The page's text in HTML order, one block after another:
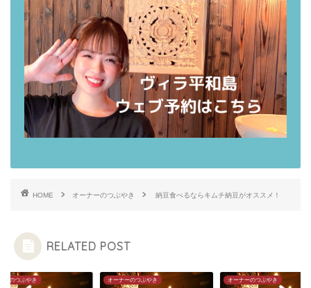
HOME オーナーのつぶやき 納豆食べるならキムチ納豆がオススメ！
RELATED POST
ーのつぶやき オーナーのつぶやき オーナーのつぶやき